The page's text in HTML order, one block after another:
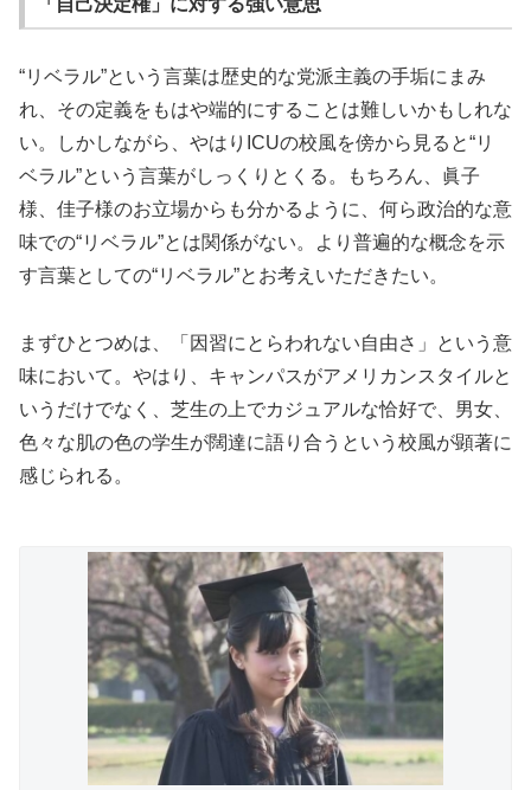
“リベラル”という言葉は歴史的な党派主義の手垢にまみ
れ、その定義をもはや端的にすることは難しいかもしれな
い。しかしながら、やはりICUの校風を傍から見ると“リ
ベラル”という言葉がしっくりとくる。もちろん、眞子
様、佳子様のお立場からも分かるように、何ら政治的な意
味での“リベラル”とは関係がない。より普遍的な概念を示
す言葉としての“リベラル”とお考えいただきたい。
まずひとつめは、「因習にとらわれない自由さ」という意
味において。やはり、キャンパスがアメリカンスタイルと
いうだけでなく、芝生の上でカジュアルな恰好で、男女、
色々な肌の色の学生が闊達に語り合うという校風が顕著に
感じられる。